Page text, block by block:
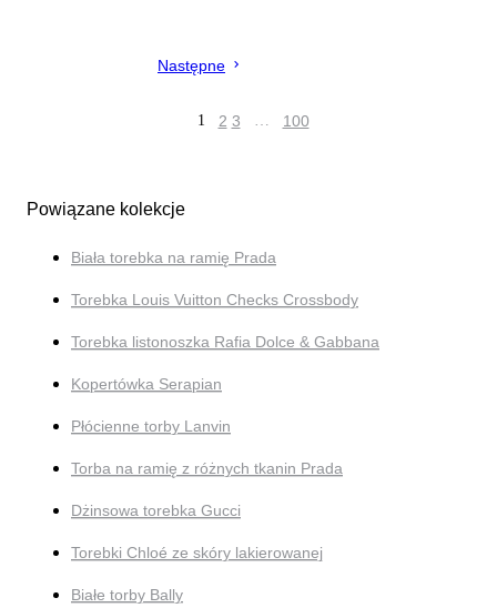
Następne
1 2 3 … 100
Powiązane kolekcje
Biała torebka na ramię Prada
Torebka Louis Vuitton Checks Crossbody
Torebka listonoszka Rafia Dolce & Gabbana
Kopertówka Serapian
Płócienne torby Lanvin
Torba na ramię z różnych tkanin Prada
Dżinsowa torebka Gucci
Torebki Chloé ze skóry lakierowanej
Białe torby Bally